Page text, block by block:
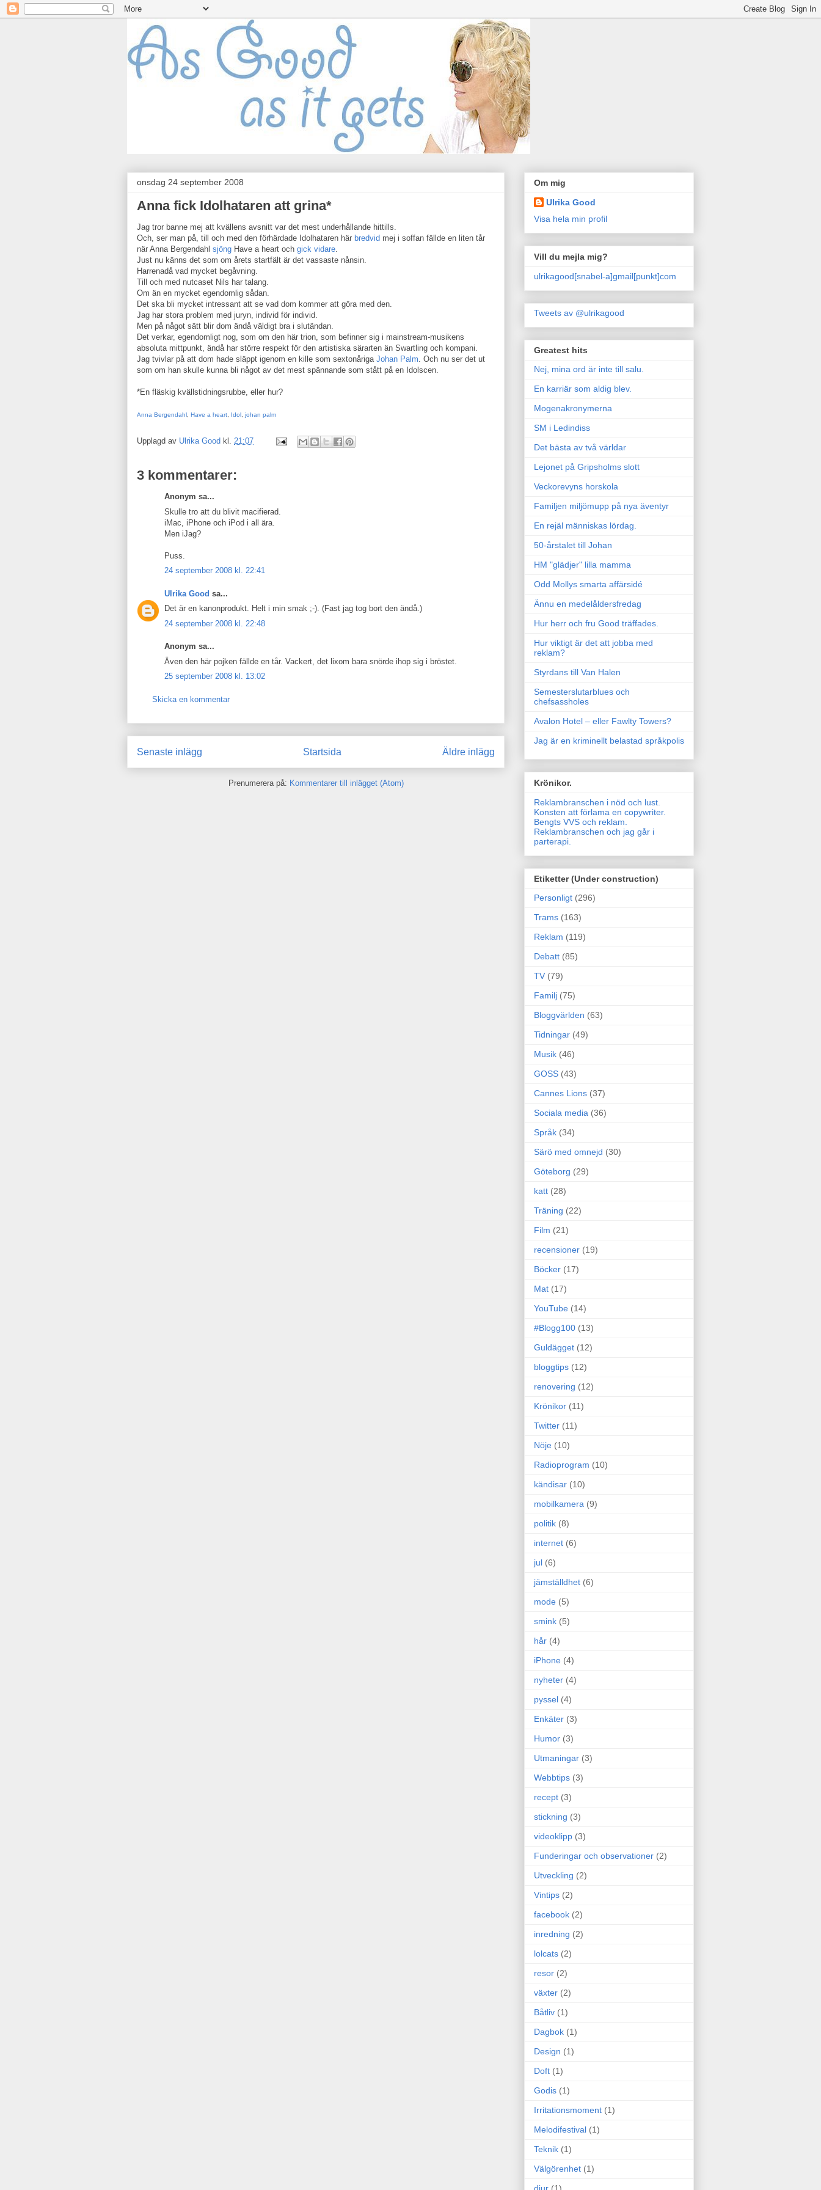
onsdag 24 september 2008
Anna fick Idolhataren att grina*
Jag tror banne mej att kvällens avsnitt var det mest underhållande hittills.
Och, ser man på, till och med den förhärdade Idolhataren här bredvid mej i soffan fällde en liten tår
när Anna Bergendahl sjöng Have a heart och gick vidare.
Just nu känns det som om årets startfält är det vassaste nånsin.
Harrenadå vad mycket begåvning.
Till och med nutcaset Nils har talang.
Om än en mycket egendomlig sådan.
Det ska bli mycket intressant att se vad dom kommer att göra med den.
Jag har stora problem med juryn, individ för individ.
Men på något sätt blir dom ändå väldigt bra i slutändan.
Det verkar, egendomligt nog, som om den här trion, som befinner sig i mainstream-musikens
absoluta mittpunkt, ändå har större respekt för den artistiska särarten än Swartling och kompani.
Jag tvivlar på att dom hade släppt igenom en kille som sextonåriga Johan Palm. Och nu ser det ut
som om han skulle kunna bli något av det mest spännande som stått på en Idolscen.
*En fläskig kvällstidningsrubbe, eller hur?
Anna Bergendahl Have a heart Idol johan palm
Upplagd av Ulrika Good kl. 21:07
3 kommentarer:
Anonym sa...
Skulle tro att du blivit macifierad.
iMac, iPhone och iPod i all ära.
Men iJag?
Puss.
24 september 2008 kl. 22:41
Ulrika Good sa...
Det är en kanonprodukt. Helt i min smak ;-). (Fast jag tog bort den ändå.)
24 september 2008 kl. 22:48
Anonym sa...
Även den här pojken fällde en tår. Vackert, det lixom bara snörde ihop sig i bröstet.
25 september 2008 kl. 13:02
Skicka en kommentar
Senaste inlägg Äldre inlägg
Startsida
Prenumerera på: Kommentarer till inlägget (Atom)
Om mig
Ulrika Good
Visa hela min profil
Vill du mejla mig?
ulrikagood[snabel-a]gmail[punkt]com
Tweets av @ulrikagood
Greatest hits
Nej, mina ord är inte till salu.
En karriär som aldig blev.
Mogenakronymerna
SM i Ledindiss
Det bästa av två världar
Lejonet på Gripsholms slott
Veckorevyns horskola
Familjen miljömupp på nya äventyr
En rejäl människas lördag.
50-årstalet till Johan
HM "glädjer" lilla mamma
Odd Mollys smarta affärsidé
Ännu en medelåldersfredag
Hur herr och fru Good träffades.
Hur viktigt är det att jobba med
reklam?
Styrdans till Van Halen
Semesterslutarblues och
chefsassholes
Avalon Hotel – eller Fawlty Towers?
Jag är en kriminellt belastad språkpolis
Krönikor.
Reklambranschen i nöd och lust.
Konsten att förlama en copywriter.
Bengts VVS och reklam.
Reklambranschen och jag går i
parterapi.
Etiketter (Under construction)
Personligt (296)
Trams (163)
Reklam (119)
Debatt (85)
TV (79)
Familj (75)
Bloggvärlden (63)
Tidningar (49)
Musik (46)
GOSS (43)
Cannes Lions (37)
Sociala media (36)
Språk (34)
Särö med omnejd (30)
Göteborg (29)
katt (28)
Träning (22)
Film (21)
recensioner (19)
Böcker (17)
Mat (17)
YouTube (14)
#Blogg100 (13)
Guldägget (12)
bloggtips (12)
renovering (12)
Krönikor (11)
Twitter (11)
Nöje (10)
Radioprogram (10)
kändisar (10)
mobilkamera (9)
politik (8)
internet (6)
jul (6)
jämställdhet (6)
mode (5)
smink (5)
hår (4)
iPhone (4)
nyheter (4)
pyssel (4)
Enkäter (3)
Humor (3)
Utmaningar (3)
Webbtips (3)
recept (3)
stickning (3)
videoklipp (3)
Funderingar och observationer (2)
Utveckling (2)
Vintips (2)
facebook (2)
inredning (2)
lolcats (2)
resor (2)
växter (2)
Båtliv (1)
Dagbok (1)
Design (1)
Doft (1)
Godis (1)
Irritationsmoment (1)
Melodifestival (1)
Teknik (1)
Välgörenhet (1)